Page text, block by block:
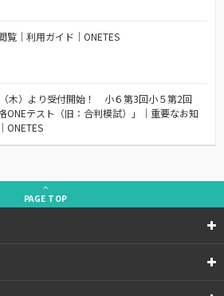
覧｜利用ガイド｜ONETES
木）より受付開始！ 小６第3回小５第2回
格ONEテスト（旧：合判模試）」｜重要なお知
ONETES
PAGE TOP